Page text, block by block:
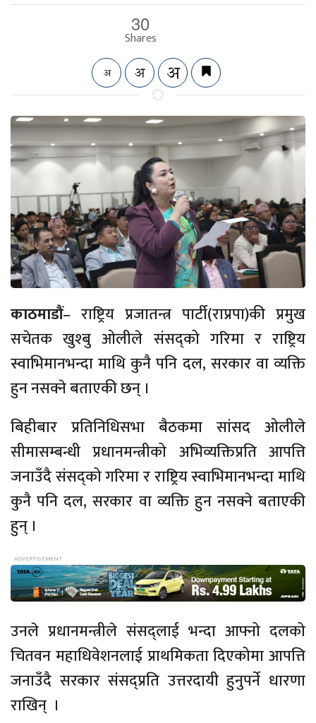
30
Shares
काठमाडौं– राष्ट्रिय प्रजातन्त्र पार्टी(राप्रपा)की प्रमुख
सचेतक खुश्बु ओलीले संसद्को गरिमा र राष्ट्रिय
स्वाभिमानभन्दा माथि कुनै पनि दल, सरकार वा व्यक्ति
हुन नसक्ने बताएकी छन् ।
बिहीबार प्रतिनिधिसभा बैठकमा सांसद ओलीले
सीमासम्बन्धी प्रधानमन्त्रीको अभिव्यक्तिप्रति आपत्ति
जनाउँदै संसद्को गरिमा र राष्ट्रिय स्वाभिमानभन्दा माथि
कुनै पनि दल, सरकार वा व्यक्ति हुन नसक्ने बताएकी
हुन् ।
उनले प्रधानमन्त्रीले संसद्लाई भन्दा आफ्नो दलको
चितवन महाधिवेशनलाई प्राथमिकता दिएकोमा आपत्ति
जनाउँदै सरकार संसद्प्रति उत्तरदायी हुनुपर्ने धारणा
राखिन् ।